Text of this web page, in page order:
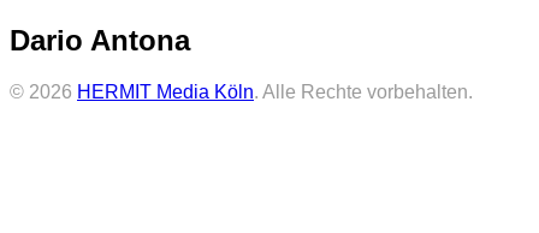
Dario Antona
© 2026 HERMIT Media Köln. Alle Rechte vorbehalten.